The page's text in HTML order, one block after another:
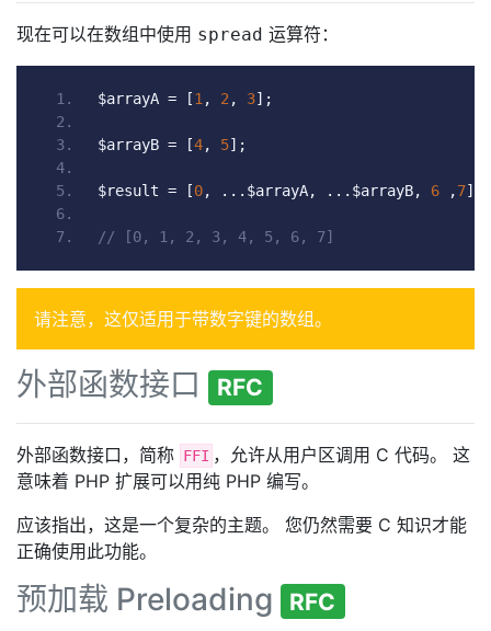
现在可以在数组中使用 spread 运算符：
$arrayA = [1, 2, 3];
$arrayB = [4, 5];
$result = [0, ... $arrayA, ... $arrayB, 6 ,7];
// [0, 1, 2, 3, 4, 5, 6, 7]
请注意，这仅适用于带数字键的数组。
外部函数接口 RFC
外部函数接口，简称 FFI ，允许从用户区调用 C 代码。 这
意味着 PHP 扩展可以用纯 PHP 编写。
应该指出，这是一个复杂的主题。 您仍然需要 C 知识才能
正确使用此功能。
预加载 Preloading RFC